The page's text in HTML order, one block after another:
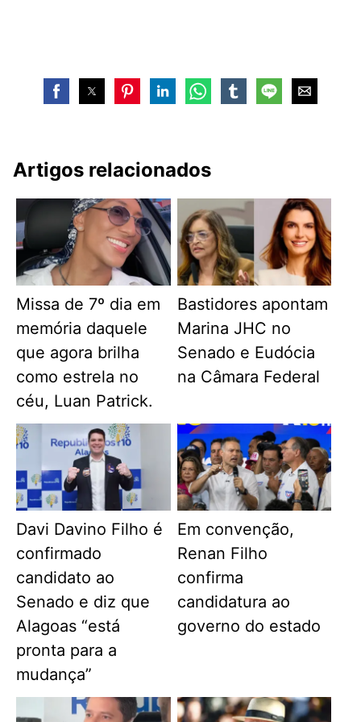
Artigos relacionados
Missa de 7º dia em
memória daquele
que agora brilha
como estrela no
céu, Luan Patrick.
Bastidores apontam
Marina JHC no
Senado e Eudócia
na Câmara Federal
Davi Davino Filho é
confirmado
candidato ao
Senado e diz que
Alagoas “está
pronta para a
mudança”
Em convenção,
Renan Filho
confirma
candidatura ao
governo do estado